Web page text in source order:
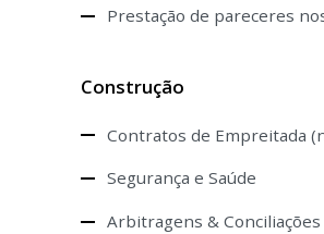
Prestação de pareceres
Construção
Contratos de Empreitada
Segurança e Saúde
Arbitragens & Conciliações